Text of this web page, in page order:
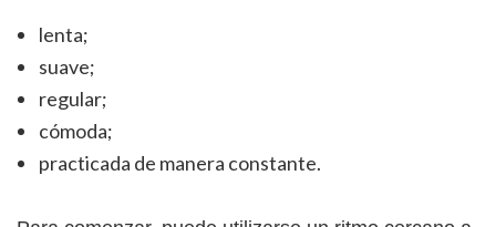
lenta;
suave;
regular;
cómoda;
practicada de manera constante.